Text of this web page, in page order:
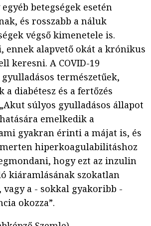
betegségek esetén
és rosszabb a náluk
végső kimenetele is.
ennek alapvető okát a krónikus
keresni. A COVID-19
természetűek,
diabétesz és a fertőzés
súlyos gyulladásos állapot
emelkedik a
gyakran érinti a májat is, és
hiperkoagulabilitáshoz
hogy ezt az inzulin
kiáramlásának szokatlan
vagy a - sokkal gyakoribb -
okozza”.